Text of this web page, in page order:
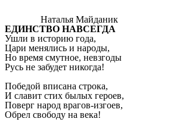
Наталья Майданик
ЕДИНСТВО НАВСЕГДА
Ушли в историю года,
Цари менялись и народы,
Но время смутное, невзгоды
Русь не забудет никогда!
Победой вписана строка,
И славит стих былых героев,
Поверг народ врагов-изгоев,
Обрел свободу на века!